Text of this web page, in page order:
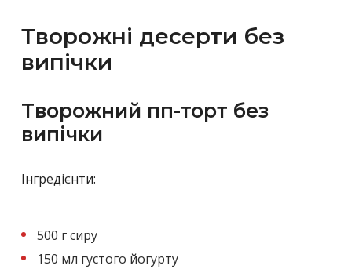
Творожні десерти без
випічки
Творожний пп-торт без
випічки
Інгредієнти:
500 г сиру
150 мл густого йогурту